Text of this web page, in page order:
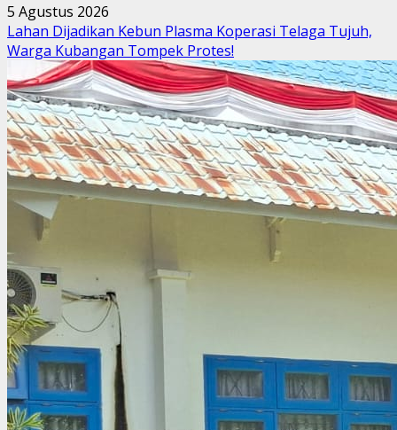
5 Agustus 2026
Lahan Dijadikan Kebun Plasma Koperasi Telaga Tujuh,
Warga Kubangan Tompek Protes!